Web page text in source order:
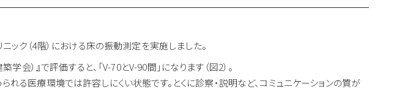
ック（4階）における床の振動測定を実施しました。
）』で評価すると、「V-70とV-90間」になります（図2）。
医療環境では許容しにくい状態です。とくに診察・説明など、コミュニケーションの質が